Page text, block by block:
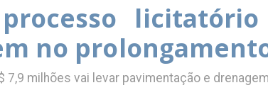
no
7,9 milhões vai levar pavimentação e